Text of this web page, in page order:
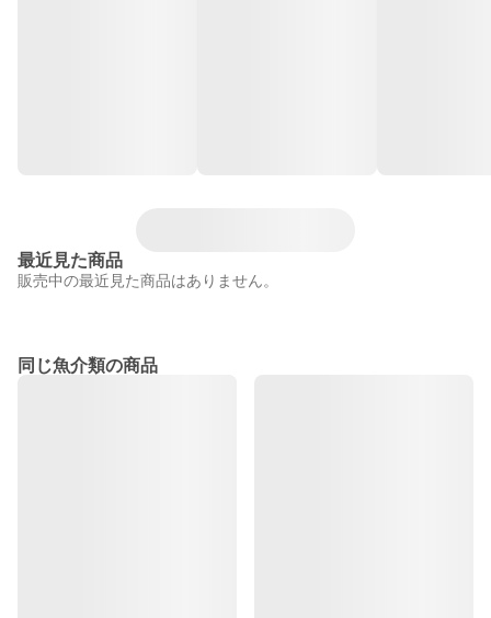
最近見た商品
販売中の最近見た商品はありません。
同じ魚介類の商品